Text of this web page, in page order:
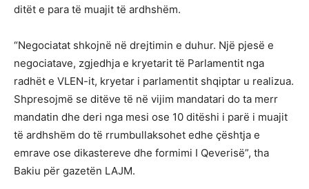
ditët e para të muajit të ardhshëm.
“Negociatat shkojnë në drejtimin e duhur. Një pjesë e
negociatave, zgjedhja e kryetarit të Parlamentit nga
radhët e VLEN-it, kryetar i parlamentit shqiptar u realizua.
Shpresojmë se ditëve të në vijim mandatari do ta merr
mandatin dhe deri nga mesi ose 10 ditëshi i parë i muajit
të ardhshëm do të rrumbullaksohet edhe çështja e
emrave ose dikastereve dhe formimi I Qeverisë”, tha
Bakiu për gazetën LAJM.